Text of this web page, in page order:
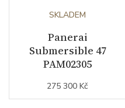
Modelová řada
SKLADEM
Panerai
Submersible 47
PAM02305
275 300 Kč